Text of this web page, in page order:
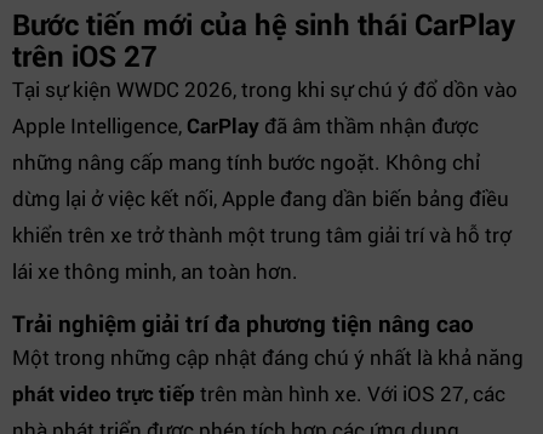
Bước tiến mới của hệ sinh thái CarPlay
trên iOS 27
Tại sự kiện WWDC 2026, trong khi sự chú ý đổ dồn vào
Apple Intelligence, CarPlay đã âm thầm nhận được
những nâng cấp mang tính bước ngoặt. Không chỉ
dừng lại ở việc kết nối, Apple đang dần biến bảng điều
khiển trên xe trở thành một trung tâm giải trí và hỗ trợ
lái xe thông minh, an toàn hơn.
Trải nghiệm giải trí đa phương tiện nâng cao
Một trong những cập nhật đáng chú ý nhất là khả năng
phát video trực tiếp trên màn hình xe. Với iOS 27, các